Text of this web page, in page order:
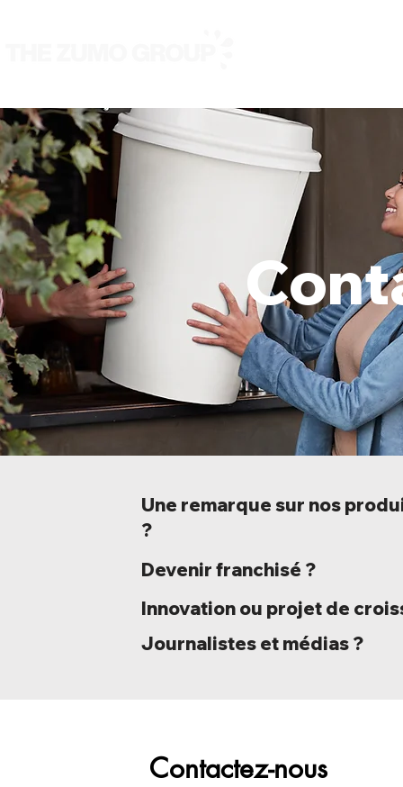
Une remarque sur nos
?
Devenir franchisé ?
Innovation ou projet de
Journalistes et médias ?
Contactez-nous